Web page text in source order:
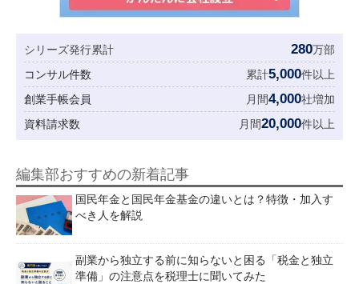
シリーズ発行累計 280万部
コンサル件数
累計5,000件以上
創業手帳会員
月間4,000社増加
資料請求数
月間20,000件以上
編集部おすすめの新着記事
国民年金と国民年金基金の違いとは？特徴・加入す
べき人を解説
副業から独立する前に知らないと困る「税金と独立
準備」の注意点を税理士に聞いてみた